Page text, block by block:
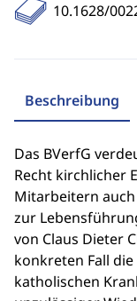
10.1628/
Beschreibung
Das BVerfG
Recht kirchlicher
Mitarbeitern
zur
von Claus Dieter
konkreten Fall
katholischen